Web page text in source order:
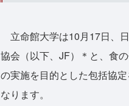
立命館大学は10月17日、
協会（以下、JF）＊と、食
の実施を目的とした包括協
なります。